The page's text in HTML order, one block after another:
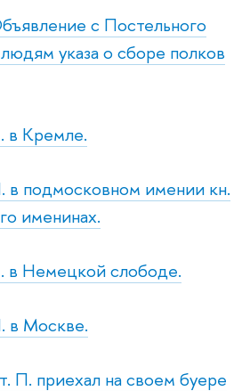
с Постельного
указа о сборе полков
в Кремле.
в подмосковном имении кн.
именинах.
в Немецкой слободе.
в Москве.
П. приехал на своем буере